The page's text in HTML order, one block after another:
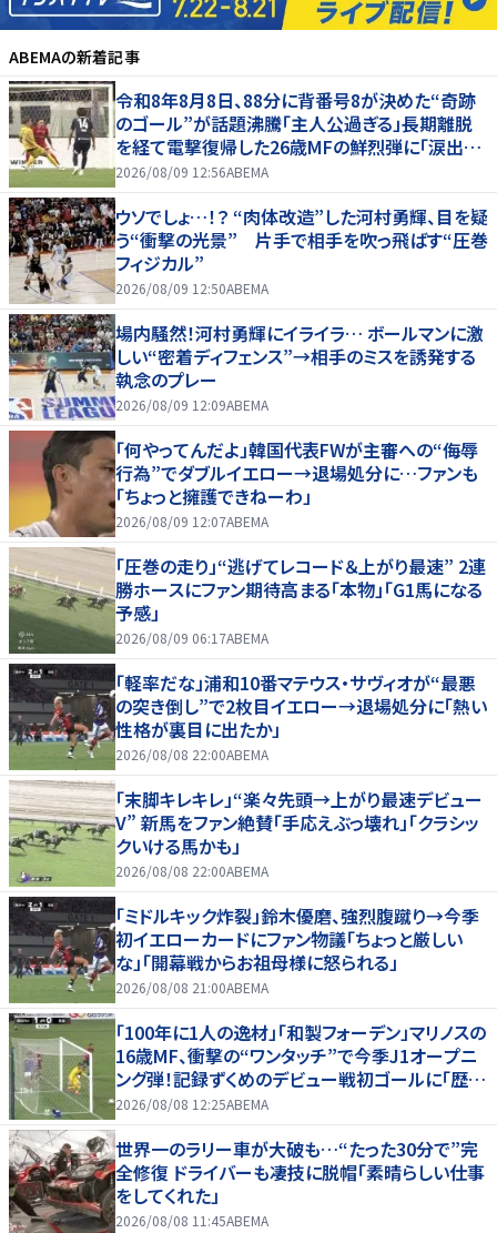
ABEMAの新着記事
令和8年8月8日、88分に背番号8が決めた“奇跡
のゴール”が話題沸騰「主人公過ぎる」長期離脱
を経て電撃復帰した26歳MFの鮮烈弾に「涙出て
きた」
2026/08/09 12:56ABEMA
ウソでしょ…！？ “肉体改造”した河村勇輝、目を疑
う“衝撃の光景” 片手で相手を吹っ飛ばす“圧巻
フィジカル”
2026/08/09 12:50ABEMA
場内騒然！河村勇輝にイライラ… ボールマンに激
しい“密着ディフェンス”→相手のミスを誘発する
執念のプレー
2026/08/09 12:09ABEMA
「何やってんだよ」韓国代表FWが主審への“侮辱
行為”でダブルイエロー→退場処分に…ファンも
「ちょっと擁護できねーわ」
2026/08/09 12:07ABEMA
「圧巻の走り」“逃げてレコード＆上がり最速” 2連
勝ホースにファン期待高まる「本物」「G1馬になる
予感」
2026/08/09 06:17ABEMA
「軽率だな」浦和10番マテウス・サヴィオが“最悪
の突き倒し”で2枚目イエロー→退場処分に「熱い
性格が裏目に出たか」
2026/08/08 22:00ABEMA
「末脚キレキレ」“楽々先頭→上がり最速デビュー
V” 新馬をファン絶賛「手応えぶっ壊れ」「クラシッ
クいける馬かも」
2026/08/08 22:00ABEMA
「ミドルキック炸裂」鈴木優磨、強烈腹蹴り→今季
初イエローカードにファン物議「ちょっと厳しい
な」「開幕戦からお祖母様に怒られる」
2026/08/08 21:00ABEMA
「100年に1人の逸材」「和製フォーデン」マリノスの
16歳MF、衝撃の“ワンタッチ”で今季J1オープニ
ング弾！記録ずくめのデビュー戦初ゴールに「歴史
を作りよった」
2026/08/08 12:25ABEMA
世界一のラリー車が大破も…“たった30分で”完
全修復 ドライバーも凄技に脱帽「素晴らしい仕事
をしてくれた」
2026/08/08 11:45ABEMA